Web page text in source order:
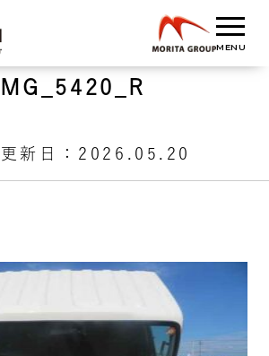
IMG_5420_R
更新日：2026.05.20